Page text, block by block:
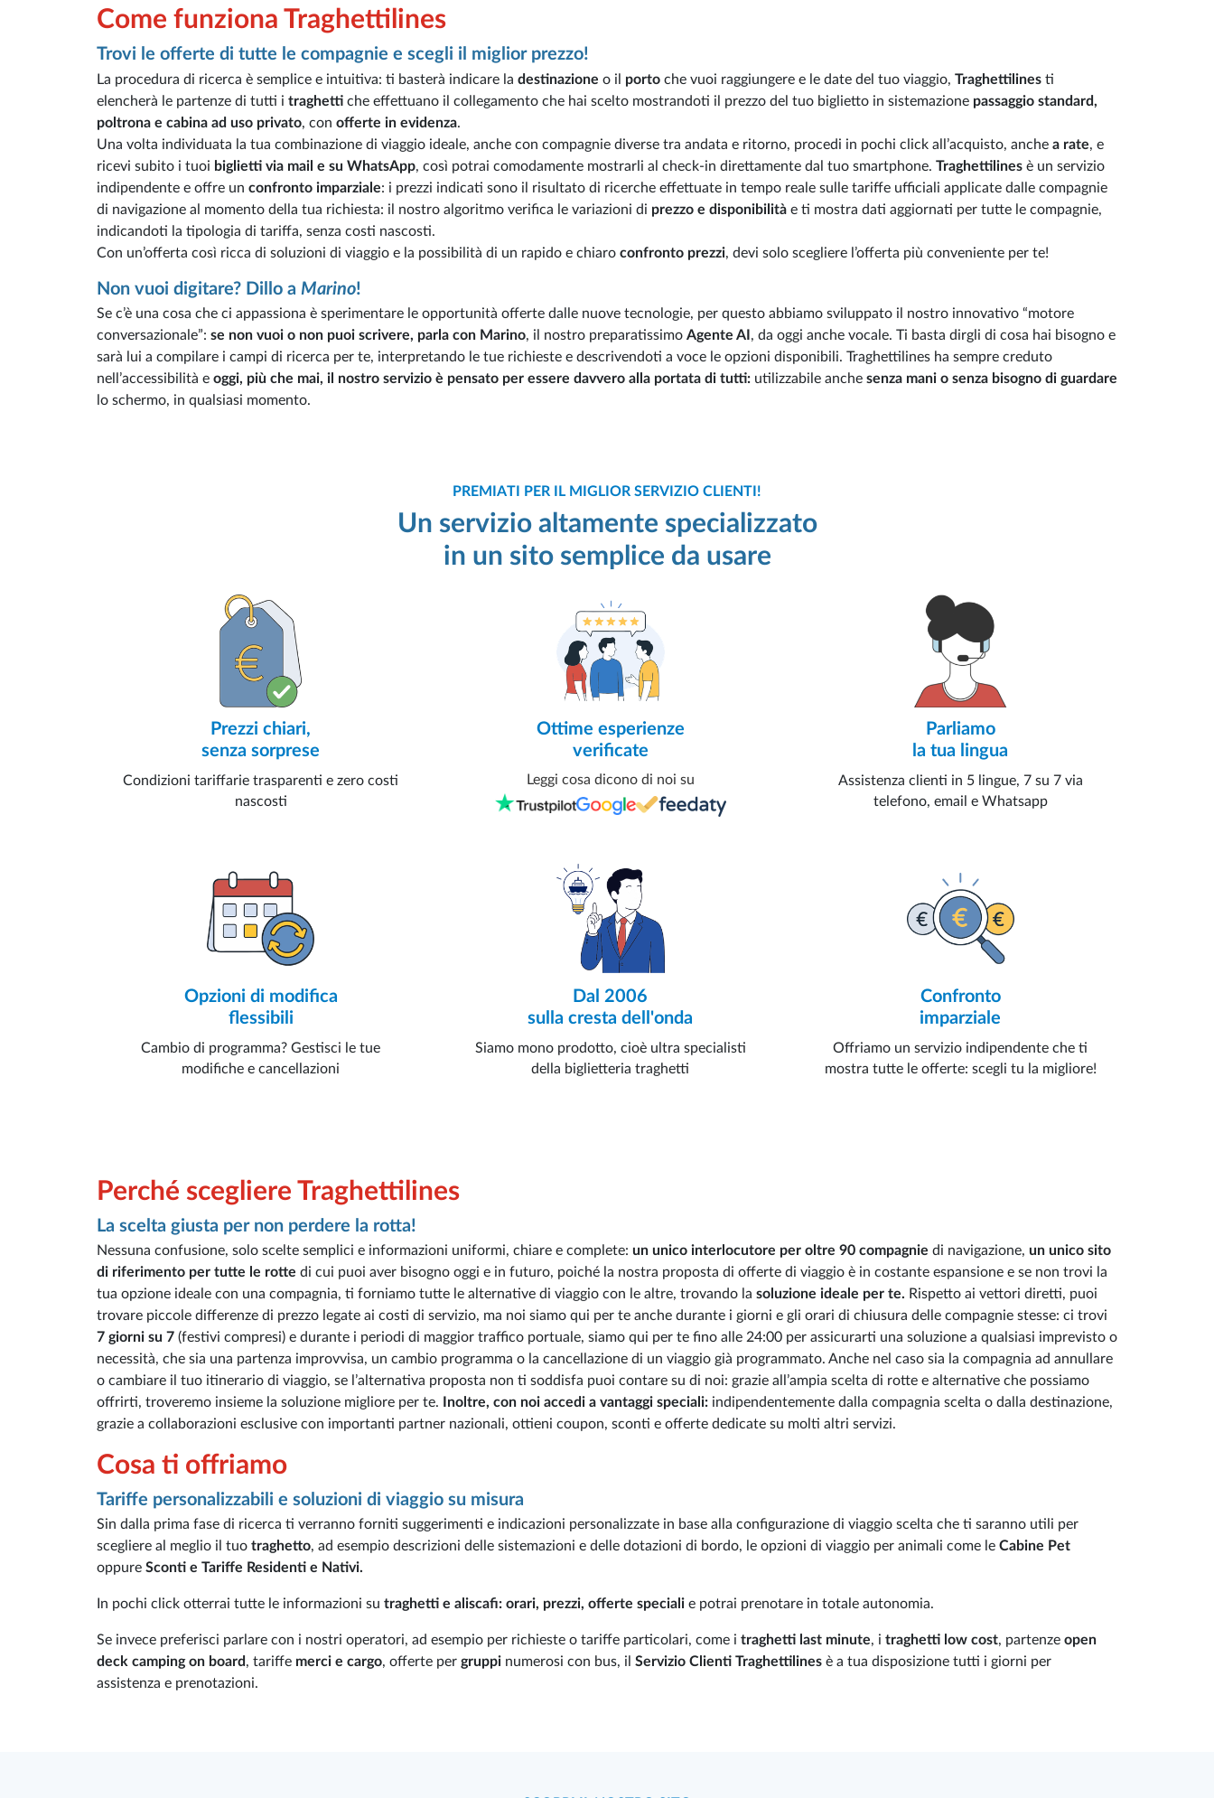
Come funziona Traghettilines
Trovi le offerte di tutte le compagnie e scegli il miglior prezzo!
La procedura di ricerca è semplice e intuitiva: ti basterà indicare la destinazione o il porto che vuoi raggiungere e le date del tuo viaggio, Traghettilines ti
elencherà le partenze di tutti i traghetti che effettuano il collegamento che hai scelto mostrandoti il prezzo del tuo biglietto in sistemazione passaggio standard,
poltrona e cabina ad uso privato, con offerte in evidenza.
Una volta individuata la tua combinazione di viaggio ideale, anche con compagnie diverse tra andata e ritorno, procedi in pochi click all’acquisto, anche a rate, e
ricevi subito i tuoi biglietti via mail e su WhatsApp, così potrai comodamente mostrarli al check-in direttamente dal tuo smartphone. Traghettilines è un servizio
indipendente e offre un confronto imparziale: i prezzi indicati sono il risultato di ricerche effettuate in tempo reale sulle tariffe ufficiali applicate dalle compagnie
di navigazione al momento della tua richiesta: il nostro algoritmo verifica le variazioni di prezzo e disponibilità e ti mostra dati aggiornati per tutte le compagnie,
indicandoti la tipologia di tariffa, senza costi nascosti.
Con un’offerta così ricca di soluzioni di viaggio e la possibilità di un rapido e chiaro confronto prezzi, devi solo scegliere l’offerta più conveniente per te!
Non vuoi digitare? Dillo a Marino!
Se c’è una cosa che ci appassiona è sperimentare le opportunità offerte dalle nuove tecnologie, per questo abbiamo sviluppato il nostro innovativo “motore
conversazionale”: se non vuoi o non puoi scrivere, parla con Marino, il nostro preparatissimo Agente AI , da oggi anche vocale. Ti basta dirgli di cosa hai bisogno e
sarà lui a compilare i campi di ricerca per te, interpretando le tue richieste e descrivendoti a voce le opzioni disponibili. Traghettilines ha sempre creduto
nell’accessibilità e oggi, più che mai, il nostro servizio è pensato per essere davvero alla portata di tutti: utilizzabile anche senza mani o senza bisogno di guardare
lo schermo, in qualsiasi momento.
PREMIATI PER IL MIGLIOR SERVIZIO CLIENTI!
Un servizio altamente specializzato
in un sito semplice da usare
Prezzi chiari,
senza sorprese
Condizioni tariffarie trasparenti e zero costi
nascosti
Ottime esperienze
verificate
Leggi cosa dicono di noi su
Parliamo
la tua lingua
Assistenza clienti in 5 lingue, 7 su 7 via
telefono, email e Whatsapp
Opzioni di modifica
flessibili
Cambio di programma? Gestisci le tue
modifiche e cancellazioni
Dal 2006
sulla cresta dell'onda
Siamo mono prodotto, cioè ultra specialisti
della biglietteria traghetti
Confronto
imparziale
Offriamo un servizio indipendente che ti
mostra tutte le offerte: scegli tu la migliore!
Perché scegliere Traghettilines
La scelta giusta per non perdere la rotta!
Nessuna confusione, solo scelte semplici e informazioni uniformi, chiare e complete: un unico interlocutore per oltre 90 compagnie di navigazione, un unico sito
di riferimento per tutte le rotte di cui puoi aver bisogno oggi e in futuro, poiché la nostra proposta di offerte di viaggio è in costante espansione e se non trovi la
tua opzione ideale con una compagnia, ti forniamo tutte le alternative di viaggio con le altre, trovando la soluzione ideale per te. Rispetto ai vettori diretti, puoi
trovare piccole differenze di prezzo legate ai costi di servizio, ma noi siamo qui per te anche durante i giorni e gli orari di chiusura delle compagnie stesse: ci trovi
7 giorni su 7 (festivi compresi) e durante i periodi di maggior traffico portuale, siamo qui per te fino alle 24:00 per assicurarti una soluzione a qualsiasi imprevisto o
necessità, che sia una partenza improvvisa, un cambio programma o la cancellazione di un viaggio già programmato. Anche nel caso sia la compagnia ad annullare
o cambiare il tuo itinerario di viaggio, se l’alternativa proposta non ti soddisfa puoi contare su di noi: grazie all’ampia scelta di rotte e alternative che possiamo
offrirti, troveremo insieme la soluzione migliore per te.
Inoltre, con noi accedi a vantaggi speciali: indipendentemente dalla compagnia scelta o dalla destinazione,
grazie a collaborazioni esclusive con importanti partner nazionali, ottieni coupon, sconti e offerte dedicate su molti altri servizi.
Cosa ti offriamo
Tariffe personalizzabili e soluzioni di viaggio su misura
Sin dalla prima fase di ricerca ti verranno forniti suggerimenti e indicazioni personalizzate in base alla configurazione di viaggio scelta che ti saranno utili per
scegliere al meglio il tuo traghetto, ad esempio descrizioni delle sistemazioni e delle dotazioni di bordo, le opzioni di viaggio per animali come le Cabine Pet
oppure Sconti e Tariffe Residenti e Nativi.
In pochi click otterrai tutte le informazioni su traghetti e aliscafi: orari, prezzi, offerte speciali e potrai prenotare in totale autonomia.
Se invece preferisci parlare con i nostri operatori, ad esempio per richieste o tariffe particolari, come i traghetti last minute, i traghetti low cost, partenze open
deck camping on board, tariffe merci e cargo, offerte per gruppi numerosi con bus, il Servizio Clienti Traghettilines è a tua disposizione tutti i giorni per
assistenza e prenotazioni.